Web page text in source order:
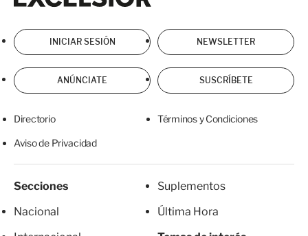
INICIAR SESIÓN NEWSLETTER
ANÚNCIATE SUSCRÍBETE
Directorio Términos y Condiciones
Aviso de Privacidad
Secciones
Nacional
Suplementos
Última Hora